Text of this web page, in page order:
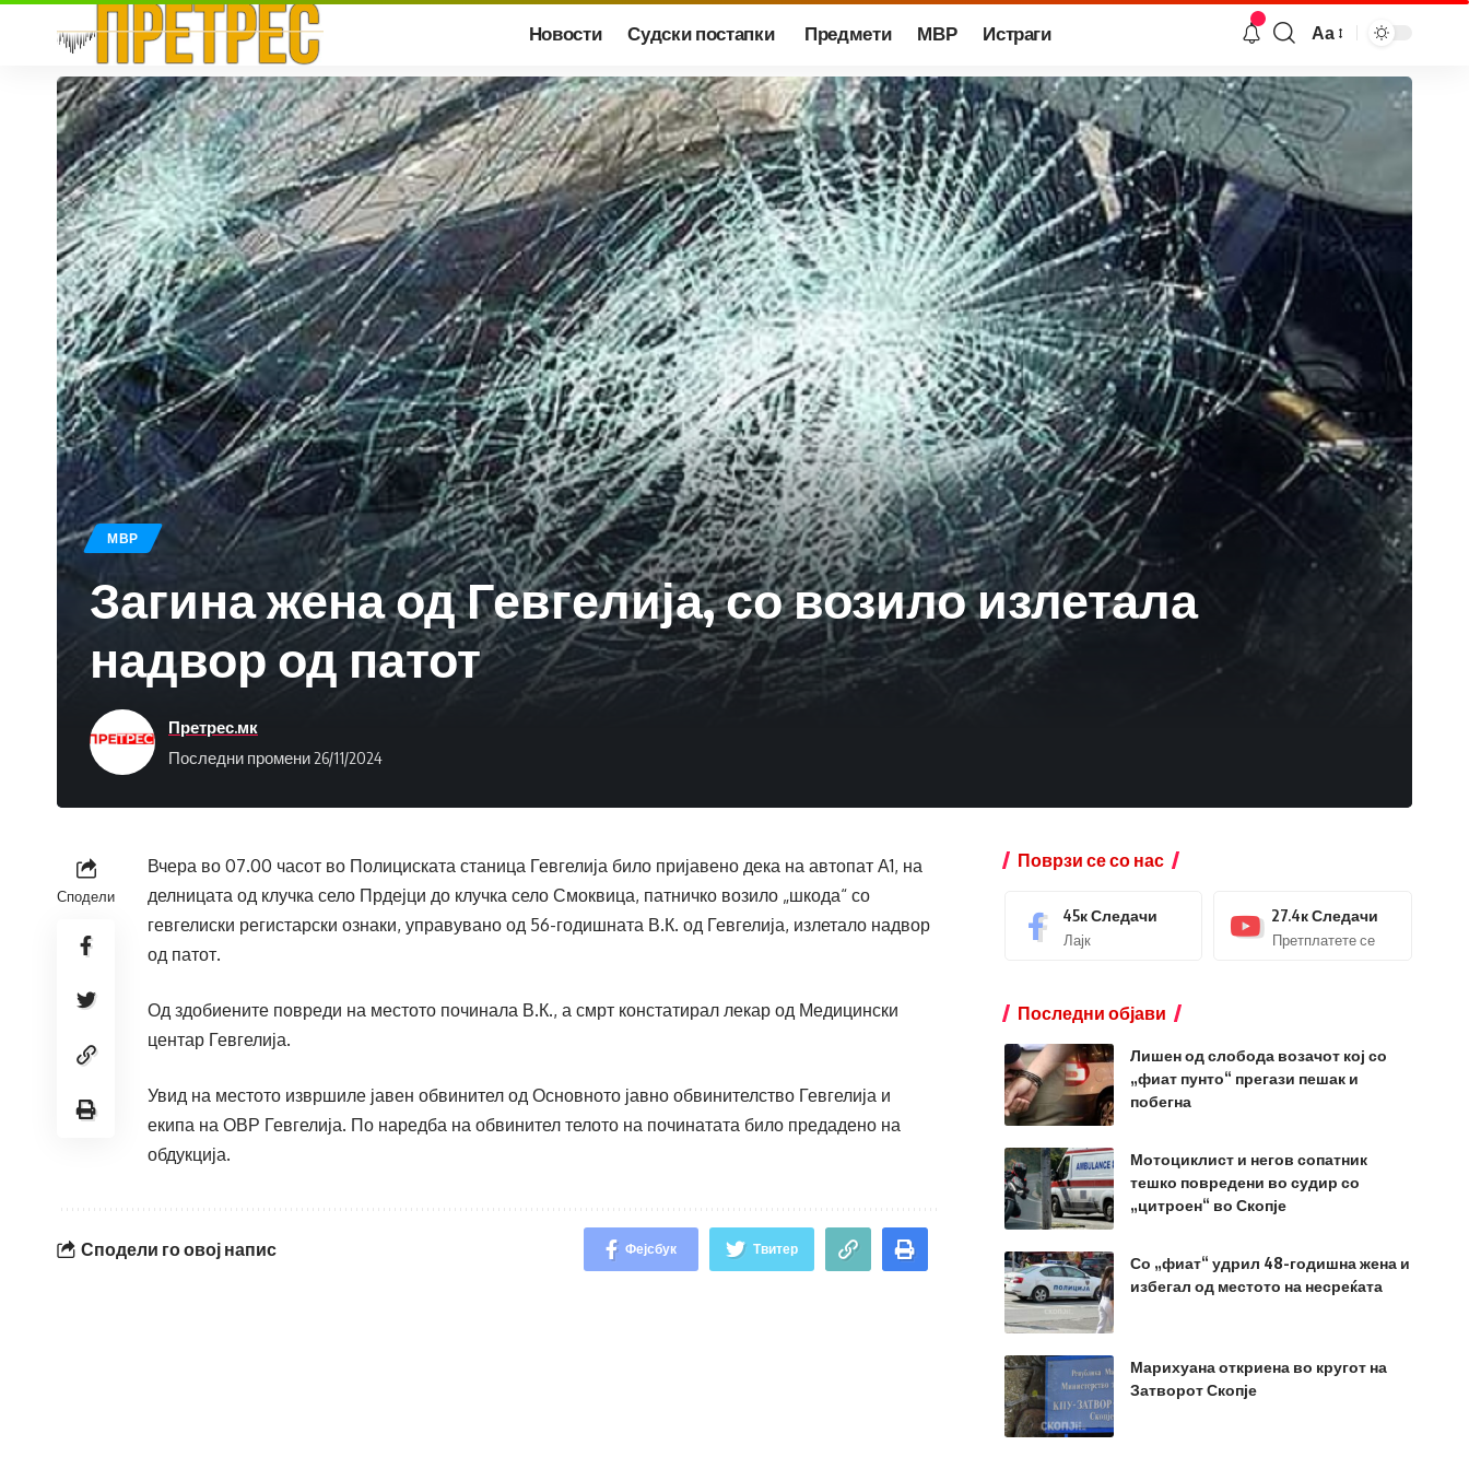
Новости Судски постапки Предмети МВР Истраги Аа
МВР
Загина жена од Гевгелија, со возило излетала
надвор од патот
Последни промени 26/11/2024
Претрес.мк
Сподели
Вчера во 07.00 часот во Полициската станица Гевгелија било пријавено дека на автопат А1, на
делницата од клучка село Прдејци до клучка село Смоквица, патничко возило „шкода“ со
гевгелиски регистарски ознаки, управувано од 56-годишната В.К. од Гевгелија, излетало надвор
од патот.
Од здобиените повреди на местото починала В.К., а смрт констатирал лекар од Медицински
центар Гевгелија.
Увид на местото извршиле јавен обвинител од Основното јавно обвинителство Гевгелија и
екипа на ОВР Гевгелија. По наредба на обвинител телото на починатата било предадено на
обдукција.
Сподели го овој напис Фејсбук Твитер
Поврзи се со нас
45кСледачи
Лајк
27.4кСледачи
Претплатете се
Последни објави
Лишен од слобода возачот кој со
„фиат пунто“ прегази пешак и
побегна
Мотоциклист и негов сопатник
тешко повредени во судир со
„цитроен“ во Скопје
Со „фиат“ удрил 48-годишна жена и
избегал од местото на несреќата
Марихуана откриена во кругот на
Затворот Скопје